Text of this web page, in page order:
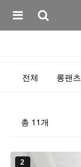
전체 롱팬츠
총 11 개
2